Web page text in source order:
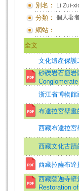
別名： Li Zui-
分類： 個人著
網站：
全文
文化遺產保護
砂礫岩石窟岩
浙江省博物館
布達拉宮壁畫
西藏布達拉宮
西藏文化古蹟
西藏拉薩布達
西藏薩迦寺
Restoration